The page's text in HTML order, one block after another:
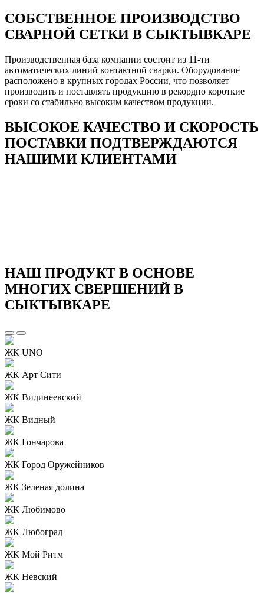
СОБСТВЕННОЕ ПРОИЗВОДСТВО
СВАРНОЙ СЕТКИ В СЫКТЫВКАРЕ
Производственная база компании состоит из 11-ти
автоматических линий контактной сварки. Оборудование
расположено в крупных городах России, что позволяет
производить и поставлять продукцию в рекордно короткие
сроки со стабильно высоким качеством продукции.
ВЫСОКОЕ КАЧЕСТВО И СКОРОСТЬ
ПОСТАВКИ ПОДТВЕРЖДАЮТСЯ
НАШИМИ КЛИЕНТАМИ
НАШ ПРОДУКТ В ОСНОВЕ
МНОГИХ СВЕРШЕНИЙ В
СЫКТЫВКАРЕ
ЖК UNO
ЖК Арт Сити
ЖК Видинеевский
ЖК Видный
ЖК Гончарова
ЖК Город Оружейников
ЖК Зеленая долина
ЖК Любимово
ЖК Любоград
ЖК Мой Ритм
ЖК Невский